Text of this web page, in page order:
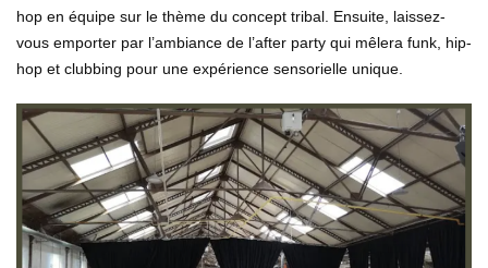
hop en équipe sur le thème du concept tribal. Ensuite, laissez-
vous emporter par l’ambiance de l’after party qui mêlera funk, hip-
hop et clubbing pour une expérience sensorielle unique.